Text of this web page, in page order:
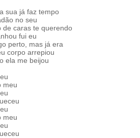
sua já faz tempo
no seu
de caras te querendo
fui eu
perto, mas já era
corpo arrepiou
ela me beijou
meu
meu